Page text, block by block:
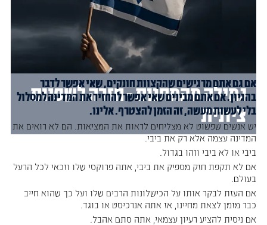
גמילה מהמחנות - חזרה לשפיות
ציונית
אם גם אתם מרגישים שהקצוות חונקים, שאי אפשר לדבר
בהגיון. אם אתם מבינים שאי אפשר להחזיר את המדינה למסלול
בלי לעשות מעשה, זה הזמן להצטרף. אלינו.
יש אנשים שפשוט לא מצליחים לראות את המציאות. הם לא רואים את
המדינה עצמה אלא רק את ביבי.
ביבי או לא ביבי וזהו בגדול.
אם לא תקפת חזק מספיק את ביבי, אתה פרוקסי שלו וזכאי לכל הרעל
בעולם.
אם העזת לבקר אותו על הכישלונות הרבים שלו ועל כך שהוא חייב
כבר מזמן לצאת מחיינו, אז אתה אנרכיסט או בוגד.
אם ניסית להציע רעיון עצמאי, אתה סתם אהבל.